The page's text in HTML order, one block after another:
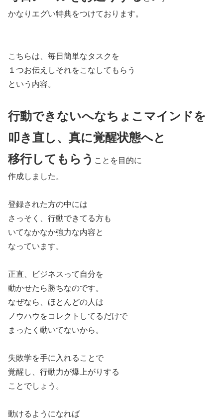
かなりエグい特典をつけております。
こちらは、毎日簡単なタスクを
１つお伝えしそれをこなしてもらう
という内容。
行動できないへなちょこマインドを
叩き直し、真に覚醒状態へと
移行してもらう ことを目的に
作成しました。
登録された方の中には
さっそく、行動できてる方も
いてなかなか強力な内容と
なっています。
正直、ビジネスって自分を
動かせたら勝ちなのです。
なぜなら、ほとんどの人は
ノウハウをコレクトしてるだけで
まったく動いてないから。
失敗学を手に入れることで
覚醒し、行動力が爆上がりする
ことでしょう。
動けるようになれば